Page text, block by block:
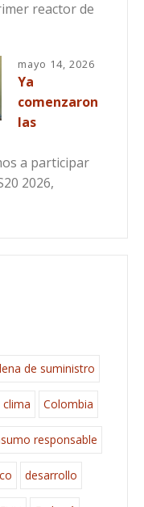
reactor de
mayo 14, 2026
Ya
comenzaron
las
a participar
2026,
de suministro
clima Colombia
responsable
desarrollo